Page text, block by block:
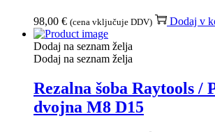
98,00 € (cena vključuje DDV) Dodaj v
Dodaj na seznam želja
Dodaj na seznam želja
Rezalna šoba Raytools /
dvojna M8 D15